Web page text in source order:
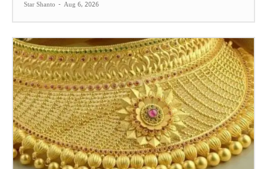
Star Shanto - Aug 6, 2026